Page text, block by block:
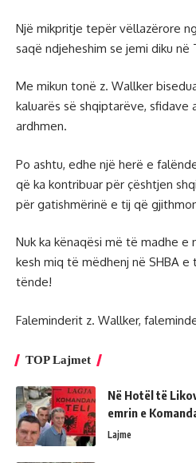
Një mikpritje tepër vëllazërore
saqë ndjeheshim se jemi diku
Me mikun tonë z. Wallker
kaluarës së shqiptarëve,
ardhmen.
Po ashtu, edhe një herë e
që ka kontribuar për çështjen
për gatishmërinë e tij që
Nuk ka kënaqësi më të madhe e
kesh miq të mëdhenj në SHBA
tënde!
Faleminderit z. Wallker,
TOP Lajmet
Në Hotël të
emrin e
Lajme